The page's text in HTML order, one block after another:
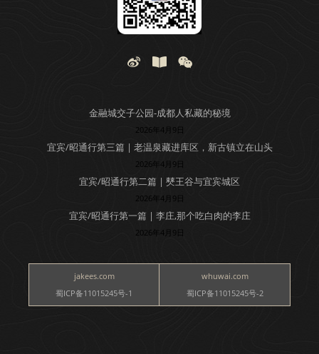
金融城交子公园-成都人私藏的秘境
2026年4月9日
宜宾/昭通行第三篇 | 老温泉藏进库区，新古镇立在山头
2026年4月9日
宜宾/昭通行第二篇 | 僰王谷与宜宾城区
2026年4月9日
宜宾/昭通行第一篇 | 李庄,那个吃白肉的李庄
2026年4月9日
jakees.com
蜀ICP备11015245号-1
whuwai.com
蜀ICP备11015245号-2